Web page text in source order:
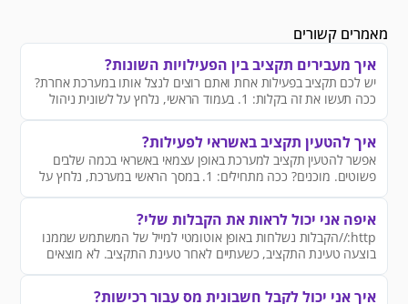
מאמרים קשורים
איך מעבירים תקציב בין הפעילויות השונות?
יש לכם תקציב בפעילות אחת ואתם רוצים לנצל אותו במערכת אחרת?
ככה תעשו את זה בקלות: 1. בעמוד הראשי, נלחץ על לשונית ניהול
תקציב
איך להטעין תקציב באשראי לפעילות?
אפשר להטעין תקציב למערכת באופן עצמאי באשראי בכמה שלבים
פשוטים. מוכנים? ככה מתחילים: 1. במסך הראשי במערכת, נלחץ על
כפתור הטעינה
איפה אני יכול לראות את הקבלות שלי?
http://הקבלות נשלחות באופן אוטומטי למייל של המשתמש שממנו
בוצעה טעינת התקציב, כשעתיים לאחר טעינת התקציב. לא מוצאים
את הקבלה? רוצים שנשלח אותה למייל אחר?
איך אני יכול לקבל חשבונית מס עבור רכישות?